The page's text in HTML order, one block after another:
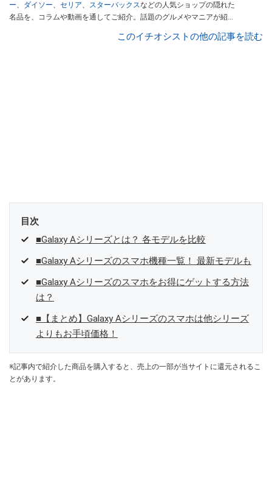
ー、 ダイソー、 セリア、 スターバックスなどの人気ショップの隠れた
名品を、コラムや動画を通してご紹介。話題のグルメやマニアが紹介
インフルエンサーが実際に使用してレビューしています。毎日トレン
このイチオシストの他の記事を読む
目次
■Galaxy Aシリーズとは？ 各モデルを比較
■Galaxy Aシリーズのスマホ機種一覧！ 最新モデルも
■Galaxy Aシリーズのスマホをお得にゲットする方法
は？
■【まとめ】Galaxy Aシリーズのスマホは他シリーズ
よりもお手頃価格！
※記事内で紹介した商品を購入すると、売上の一部が当サイトに還元されるこ
とがあります。